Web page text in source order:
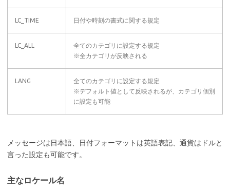
LC_TIME 日付や時刻の書式に関する規定
LC_ALL
全てのカテゴリに設定する規定
※全カテゴリが反映される
LANG
全てのカテゴリに設定する規定
※デフォルト値として反映されるが、カテゴリ個別
に設定も可能
メッセージは日本語、日付フォーマットは英語表記、通貨はドルと
言った設定も可能です。
主なロケール名